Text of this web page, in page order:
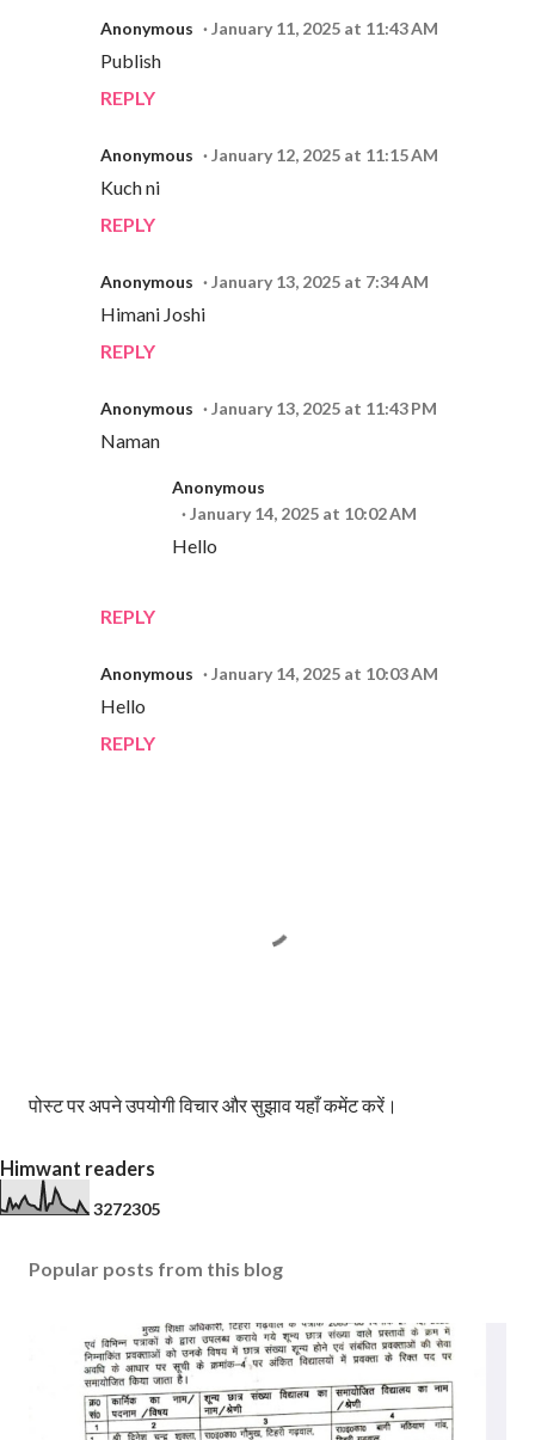
Anonymous January 11, 2025 at 11:43 AM
Publish
REPLY
Anonymous January 12, 2025 at 11:15 AM
Kuch ni
REPLY
Anonymous January 13, 2025 at 7:34 AM
Himani Joshi
REPLY
Anonymous January 13, 2025 at 11:43 PM
Naman
REPLY
Anonymous
January 14, 2025 at 10:02 AM
Hello
Anonymous January 14, 2025 at 10:03 AM
Hello
REPLY
P
t
a
o
पोस्ट पर अपने उपयोगी विचार और सुझाव यहाँ कमेंट करें।
Himwant readers
3272305
Popular posts from this blog